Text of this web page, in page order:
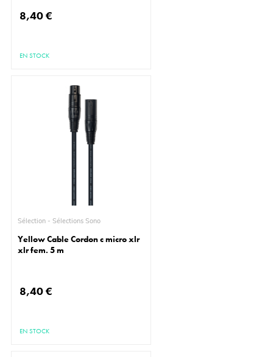
8,40 €
EN STOCK
Sélection - Sélections Sono
Yellow Cable Cordon c micro xlr
xlr fem. 5 m
8,40 €
EN STOCK